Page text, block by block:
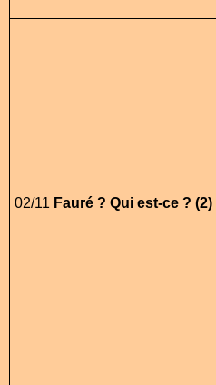
02/11 Fauré ? Qui est-ce ? (2)